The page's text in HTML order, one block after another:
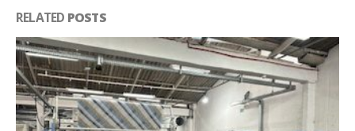
RELATED POSTS